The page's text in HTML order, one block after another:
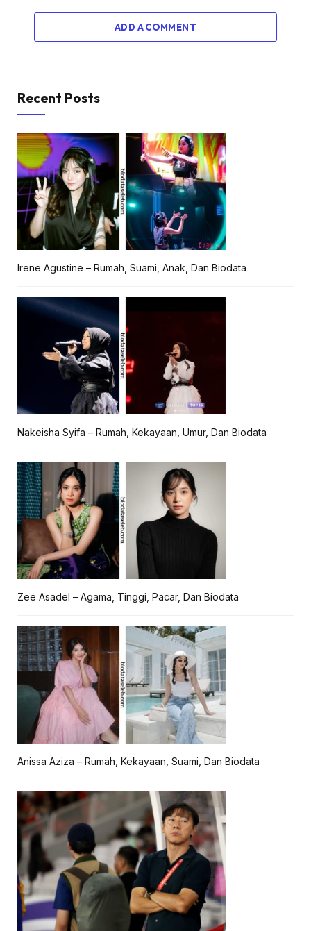
ADD A COMMENT
Recent Posts
Irene Agustine – Rumah, Suami, Anak, Dan Biodata
Nakeisha Syifa – Rumah, Kekayaan, Umur, Dan Biodata
Zee Asadel – Agama, Tinggi, Pacar, Dan Biodata
Anissa Aziza – Rumah, Kekayaan, Suami, Dan Biodata